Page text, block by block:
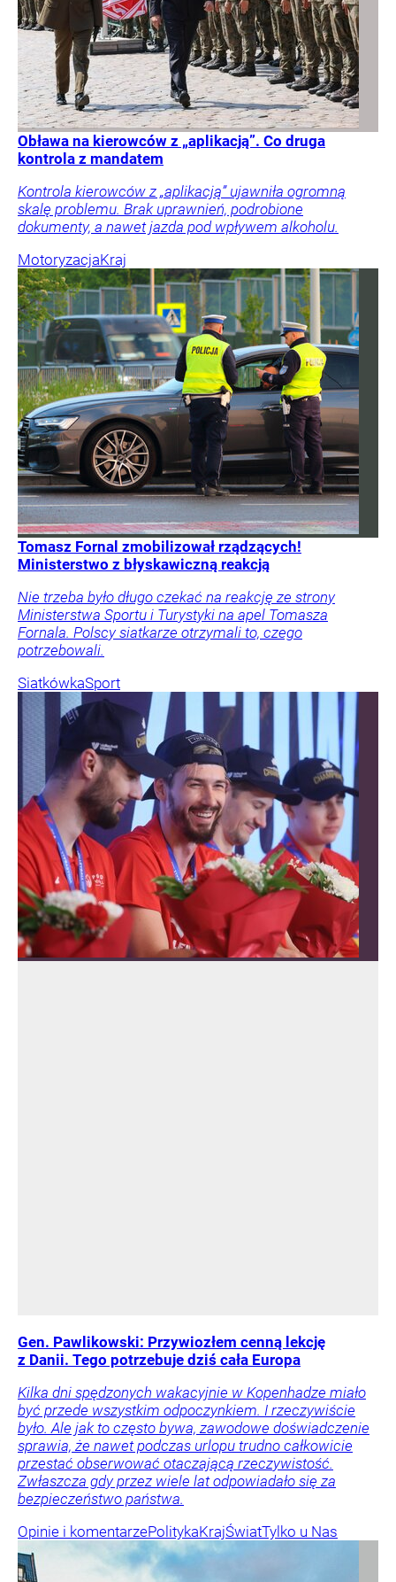
Obława na kierowców z „aplikacją”. Co druga
kontrola z mandatem
Kontrola kierowców z „aplikacją” ujawniła ogromną
skalę problemu. Brak uprawnień, podrobione
dokumenty, a nawet jazda pod wpływem alkoholu.
MotoryzacjaKraj
Tomasz Fornal zmobilizował rządzących!
Ministerstwo z błyskawiczną reakcją
Nie trzeba było długo czekać na reakcję ze strony
Ministerstwa Sportu i Turystyki na apel Tomasza
Fornala. Polscy siatkarze otrzymali to, czego
potrzebowali.
SiatkówkaSport
Gen. Pawlikowski: Przywiozłem cenną lekcję
z Danii. Tego potrzebuje dziś cała Europa
Kilka dni spędzonych wakacyjnie w Kopenhadze miało
być przede wszystkim odpoczynkiem. I rzeczywiście
było. Ale jak to często bywa, zawodowe doświadczenie
sprawia, że nawet podczas urlopu trudno całkowicie
przestać obserwować otaczającą rzeczywistość.
Zwłaszcza gdy przez wiele lat odpowiadało się za
bezpieczeństwo państwa.
Opinie i komentarzePolitykaKrajŚwiatTylko u Nas